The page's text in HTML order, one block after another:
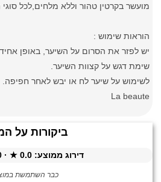
מועשר בקרטין טהור וללא מלחים,לכל
הוראות שימוש :
יש לפזר את הסרום על השיער, באופן
שימת דגש על קצוות השיער.
לשימוש על שיער לח או יבש לאחר חפיפה.
La beaute
ביקורות על
דירוג ממוצע:0.0
★ ·
כבר השתמשת